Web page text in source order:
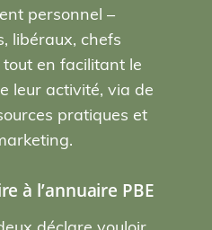
personnel –
libéraux, chefs
tout en facilitant le
leur activité, via de
pratiques et
à l’annuaire PBE